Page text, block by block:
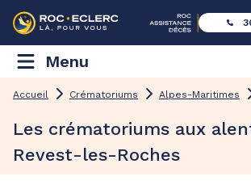
Menu
Accueil Crématoriums Alpes-Maritimes
Les crématoriums aux
Revest-les-Roches